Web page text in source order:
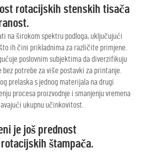
rotacijskih stenskih tisača
na širokom spektru podloga, uključujući
ih čini prikladnima za različite primjene.
poslovnim subjektima da diverzifikuju
bez potrebe za više postavki za printanje.
prelaska s jednog materijala na drugi
procesa proizvodnje i smanjenju vremena
ukupnu učinkovitost.
je još prednost
štampača.